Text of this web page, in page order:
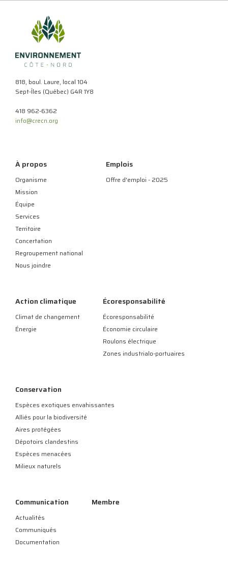
818, boul. Laure, local 104
Sept-Îles (Québec) G4R 1Y8
418 962-6362
info@crecn.org
À propos
Organisme
Mission
Équipe
Services
Territoire
Concertation
Regroupement national
Nous joindre
Emplois
Offre d'emploi - 2025
Action climatique
Climat de changement
Énergie
Écoresponsabilité
Écoresponsabilité
Économie circulaire
Roulons électrique
Zones industrialo-portuaires
Conservation
Espèces exotiques envahissantes
Alliés pour la biodiversité
Aires protégées
Dépotoirs clandestins
Espèces menacées
Milieux naturels
Communication
Actualités
Communiqués
Documentation
Membre